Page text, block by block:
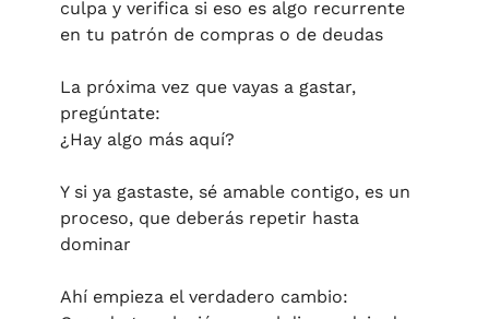
culpa y verifica si eso es algo recurrente
en tu patrón de compras o de deudas
La próxima vez que vayas a gastar,
pregúntate:
¿Hay algo más aquí?
Y si ya gastaste, sé amable contigo, es un
proceso, que deberás repetir hasta
dominar
Ahí empieza el verdadero cambio: